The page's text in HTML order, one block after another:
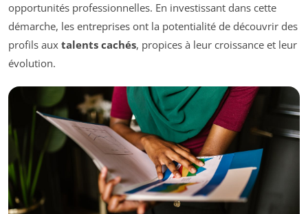
opportunités professionnelles. En investissant dans cette
démarche, les entreprises ont la potentialité de découvrir des
profils aux talents cachés, propices à leur croissance et leur
évolution.